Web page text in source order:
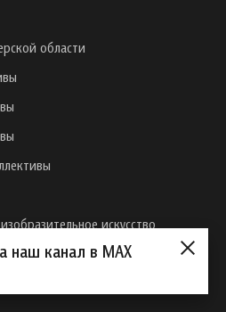
области
искусство
наш канал в MAX